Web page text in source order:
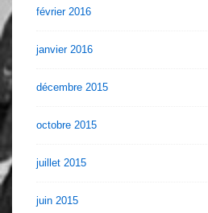
février 2016
janvier 2016
décembre 2015
octobre 2015
juillet 2015
juin 2015